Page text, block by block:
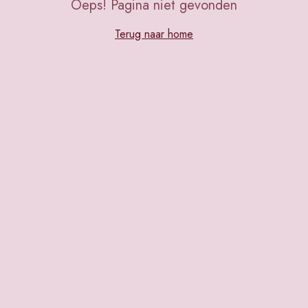
Oeps! Pagina niet gevonden
Terug naar home